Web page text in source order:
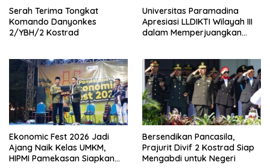
Serah Terima Tongkat
Komando Danyonkes
2/YBH/2 Kostrad
Universitas Paramadina
Apresiasi LLDIKTI Wilayah III
dalam Memperjuangkan
Ekonomic Fest 2026 Jadi
Ajang Naik Kelas UMKM,
HIPMI Pamekasan Siapkan
Bersendikan Pancasila,
Prajurit Divif 2 Kostrad Siap
Mengabdi untuk Negeri